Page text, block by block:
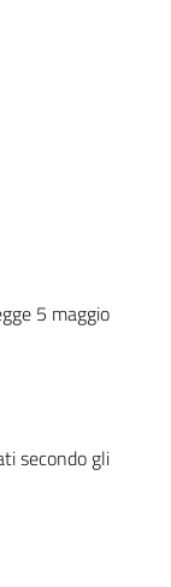
5 maggio
secondo gli